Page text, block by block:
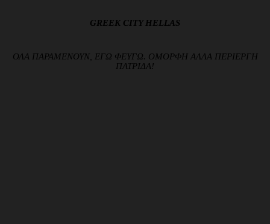
GREEK CITY HELLAS
ΟΛΑ ΠΑΡΑΜΕΝΟΥΝ, ΕΓΩ ΦΕΥΓΩ. ΟΜΟΡΦΗ ΑΛΛΑ ΠΕΡΙΕΡΓΗ
ΠΑΤΡΙΔΑ!